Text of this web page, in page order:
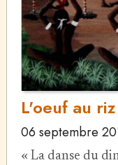
L'oeuf au
06 septembre
« La danse du